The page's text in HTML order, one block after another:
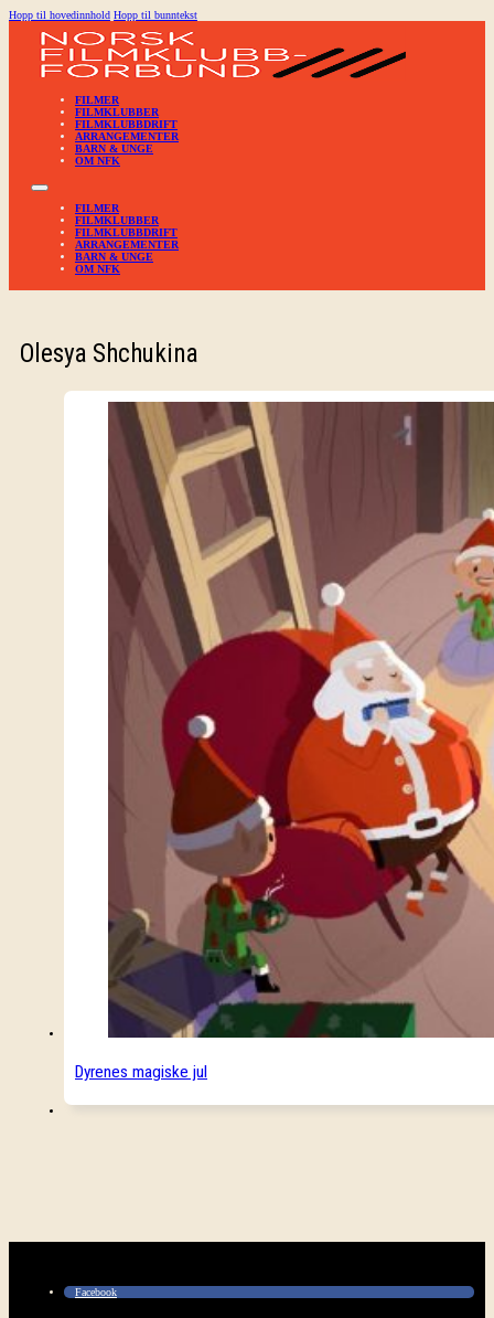
Hopp til hovedinnhold Hopp til bunntekst
FILMER
FILMKLUBBER
FILMKLUBBDRIFT
ARRANGEMENTER
BARN & UNGE
OM NFK
FILMER
FILMKLUBBER
FILMKLUBBDRIFT
ARRANGEMENTER
BARN & UNGE
OM NFK
Olesya Shchukina
Dyrenes magiske jul
Facebook